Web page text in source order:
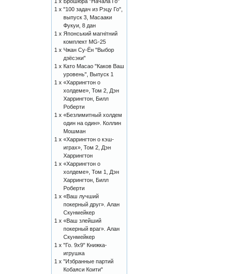
1 x "100 задач из Рэцу Го",
выпуск 3, Масааки
Фукуи, 8 дан
1 x Японський магнітний
комплект MG-25
1 x Чжан Су-Ён "Выбор
дзёсэки"
1 x Като Масао "Каков Ваш
уровень", Выпуск 1
1 x «Харрингтон о
холдеме», Том 2, Дэн
Харрингтон, Билл
Роберти
1 x «Безлимитный холдем
один на один». Коллин
Мошман
1 x «Харрингтон о кэш-
играх», Том 2, Дэн
Харрингтон
1 x «Харрингтон о
холдеме», Том 1, Дэн
Харрингтон, Билл
Роберти
1 x «Ваш лучший
покерный друг». Алан
Скунмейкер
1 x «Ваш злейший
покерный враг». Алан
Скунмейкер
1 x "Го. 9х9" Книжка-
игрушка
1 x "Избранные партий
Кобаяси Коити"